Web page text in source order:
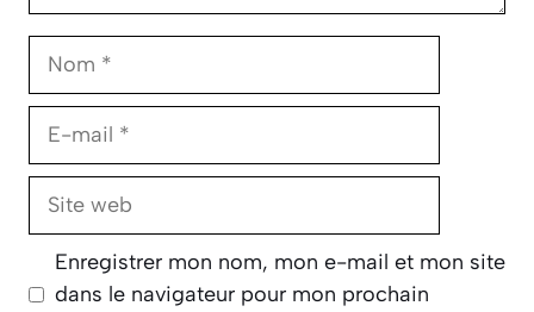
Nom
E-
Site
Enregistrer mon nom, mon e-mail et mon site
dans le navigateur pour mon prochain